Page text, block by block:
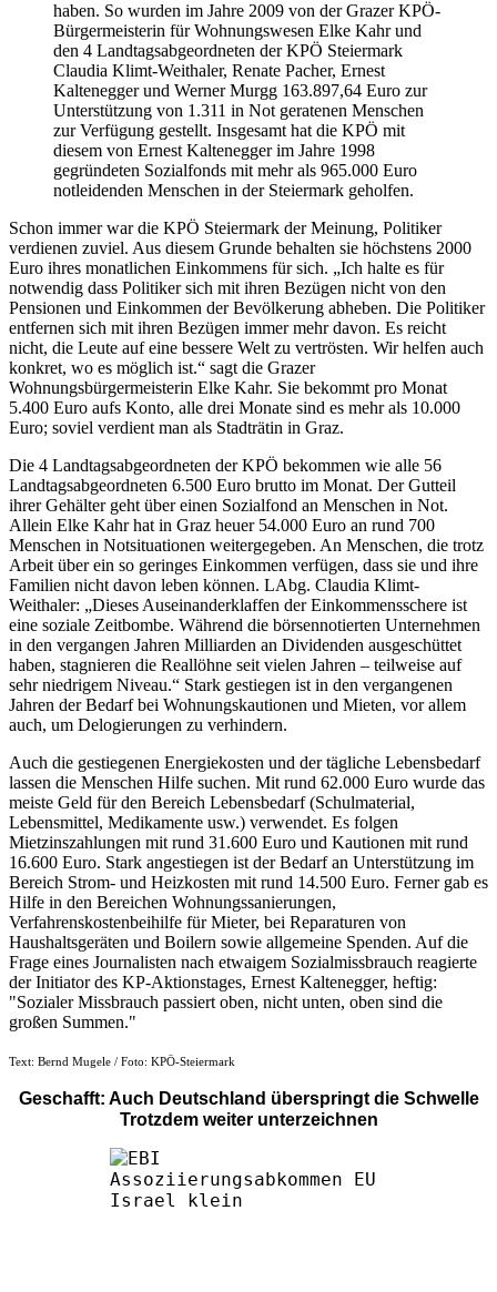
haben. So wurden im Jahre 2009 von der Grazer KPÖ-
Bürgermeisterin für Wohnungswesen Elke Kahr und
den 4 Landtagsabgeordneten der KPÖ Steiermark
Claudia Klimt-Weithaler, Renate Pacher, Ernest
Kaltenegger und Werner Murgg 163.897,64 Euro zur
Unterstützung von 1.311 in Not geratenen Menschen
zur Verfügung gestellt. Insgesamt hat die KPÖ mit
diesem von Ernest Kaltenegger im Jahre 1998
gegründeten Sozialfonds mit mehr als 965.000 Euro
notleidenden Menschen in der Steiermark geholfen.
Schon immer war die KPÖ Steiermark der Meinung, Politiker
verdienen zuviel. Aus diesem Grunde behalten sie höchstens 2000
Euro ihres monatlichen Einkommens für sich. „Ich halte es für
notwendig dass Politiker sich mit ihren Bezügen nicht von den
Pensionen und Einkommen der Bevölkerung abheben. Die Politiker
entfernen sich mit ihren Bezügen immer mehr davon. Es reicht
nicht, die Leute auf eine bessere Welt zu vertrösten. Wir helfen auch
konkret, wo es möglich ist.“ sagt die Grazer
Wohnungsbürgermeisterin Elke Kahr. Sie bekommt pro Monat
5.400 Euro aufs Konto, alle drei Monate sind es mehr als 10.000
Euro; soviel verdient man als Stadträtin in Graz.
Die 4 Landtagsabgeordneten der KPÖ bekommen wie alle 56
Landtagsabgeordneten 6.500 Euro brutto im Monat. Der Gutteil
ihrer Gehälter geht über einen Sozialfond an Menschen in Not.
Allein Elke Kahr hat in Graz heuer 54.000 Euro an rund 700
Menschen in Notsituationen weitergegeben. An Menschen, die trotz
Arbeit über ein so geringes Einkommen verfügen, dass sie und ihre
Familien nicht davon leben können. LAbg. Claudia Klimt-
Weithaler: „Dieses Auseinanderklaffen der Einkommensschere ist
eine soziale Zeitbombe. Während die börsennotierten Unternehmen
in den vergangen Jahren Milliarden an Dividenden ausgeschüttet
haben, stagnieren die Reallöhne seit vielen Jahren – teilweise auf
sehr niedrigem Niveau.“ Stark gestiegen ist in den vergangenen
Jahren der Bedarf bei Wohnungskautionen und Mieten, vor allem
auch, um Delogierungen zu verhindern.
Auch die gestiegenen Energiekosten und der tägliche Lebensbedarf
lassen die Menschen Hilfe suchen. Mit rund 62.000 Euro wurde das
meiste Geld für den Bereich Lebensbedarf (Schulmaterial,
Lebensmittel, Medikamente usw.) verwendet. Es folgen
Mietzinszahlungen mit rund 31.600 Euro und Kautionen mit rund
16.600 Euro. Stark angestiegen ist der Bedarf an Unterstützung im
Bereich Strom- und Heizkosten mit rund 14.500 Euro. Ferner gab es
Hilfe in den Bereichen Wohnungssanierungen,
Verfahrenskostenbeihilfe für Mieter, bei Reparaturen von
Haushaltsgeräten und Boilern sowie allgemeine Spenden. Auf die
Frage eines Journalisten nach etwaigem Sozialmissbrauch reagierte
der Initiator des KP-Aktionstages, Ernest Kaltenegger, heftig:
"Sozialer Missbrauch passiert oben, nicht unten, oben sind die
großen Summen."
Text: Bernd Mugele / Foto: KPÖ-Steiermark
Geschafft: Auch Deutschland überspringt die Schwelle
Trotzdem weiter unterzeichnen